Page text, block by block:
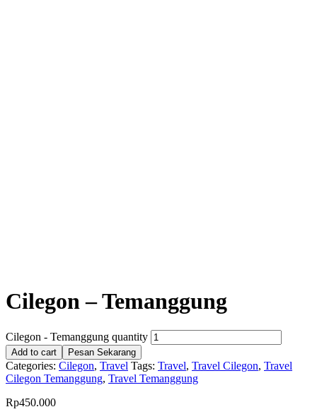
Cilegon – Temanggung
Cilegon - Temanggung quantity
Add to cart Pesan Sekarang
Categories: Cilegon, Travel Tags: Travel, Travel Cilegon, Travel
Cilegon Temanggung, Travel Temanggung
Rp450.000